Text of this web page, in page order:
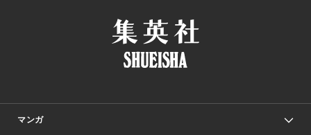
マンガ